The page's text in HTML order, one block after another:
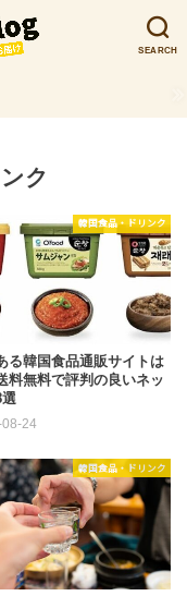
SEARCH
ク
韓国食品・ドリンク
る韓国食品通販サイトは
料無料で評判の良いネッ
選
24
韓国食品・ドリンク